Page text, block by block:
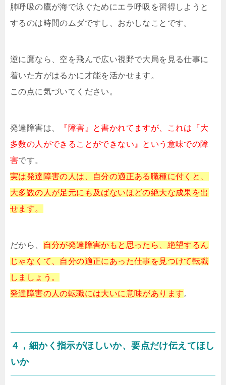
肺呼吸の鷹が海で泳ぐためにエラ呼吸を習得しようと
するのは時間のムダですし、おかしなことです。
逆に鷹なら、空を飛んで広い視野で大局を見る仕事に
着いた方がはるかに才能を活かせます。
この点に気づいてください。
発達障害は、
『障害』と書かれてますが、これは『大
多数の人ができることができない』という意味での障
害です。
実は発達障害の人は、自分の適正ある職種に付くと、
大多数の人が足元にも及ばないほどの絶大な成果を出
せます。
だから、
自分が発達障害かもと思ったら、絶望するん
じゃなくて、自分の適正にあった仕事を見つけて転職
しましょう。
発達障害の人の転職には大いに意味があります。
４，細かく指示がほしいか、要点だけ伝えてほし
いか